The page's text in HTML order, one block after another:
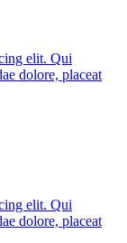
elit. Qui
dolore, placeat
elit. Qui
dolore, placeat